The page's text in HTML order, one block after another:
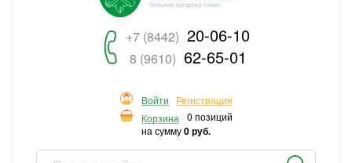
+7 (8442) 20-06-10
8 (9610) 62-65-01
Войти
Регистрация
Корзина
0 позиций
на сумму0 руб.